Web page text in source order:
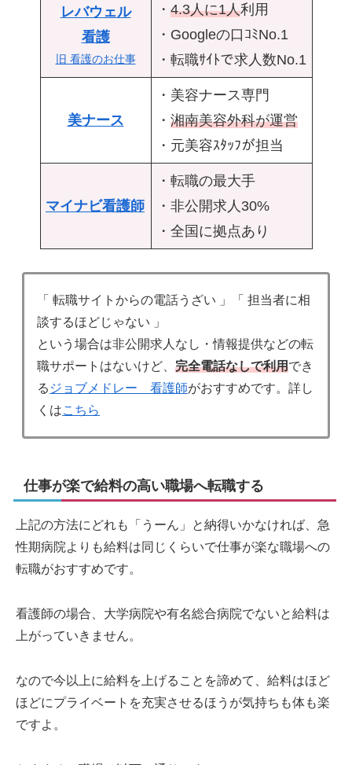
レバウェル
看護
旧 看護のお仕事
・ 4.3人に1人利用
・Googleの口ｺﾐNo.1
・転職ｻｲﾄで求人数No.1
美ナース
・美容ナース専門
・ 湘南美容外科が運営
・元美容ｽﾀｯﾌが担当
マイナビ看護師
・転職の最大手
・非公開求人30%
・全国に拠点あり
「 転職サイトからの電話うざい 」「 担当者に相
談するほどじゃない 」
という場合は非公開求人なし・情報提供などの転
職サポートはないけど、完全電話なしで利用でき
る ジョブメドレー 看護師がおすすめです。詳し
くはこちら
仕事が楽で給料の高い職場へ転職する
上記の方法にどれも「うーん」と納得いかなければ、急
性期病院よりも給料は同じくらいで仕事が楽な職場への
転職がおすすめです。
看護師の場合、大学病院や有名総合病院でないと給料は
上がっていきません。
なので今以上に給料を上げることを諦めて、給料はほど
ほどにプライベートを充実させるほうが気持ちも体も楽
ですよ。